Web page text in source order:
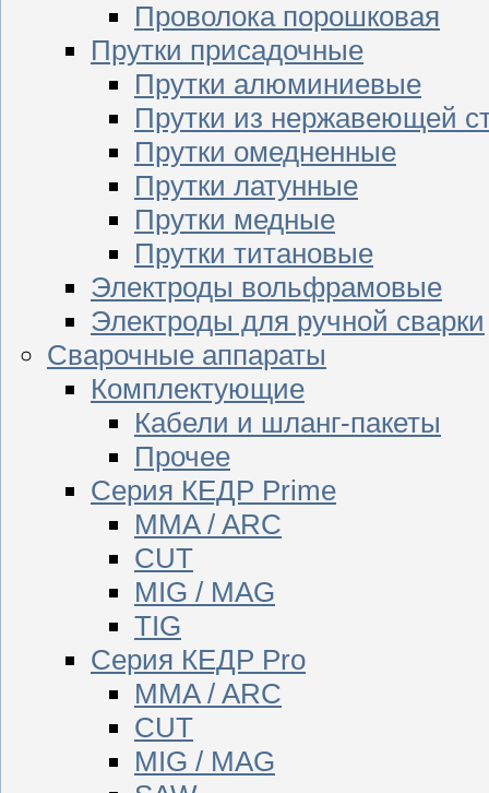
Проволока порошковая
Прутки присадочные
Прутки алюминиевые
Прутки из нержавеющей
Прутки омедненные
Прутки латунные
Прутки медные
Прутки титановые
Электроды вольфрамовые
Электроды для ручной сварки
Сварочные аппараты
Комплектующие
Кабели и шланг-пакеты
Прочее
Серия КЕДР Prime
MMA / ARC
CUT
MIG / MAG
TIG
Серия КЕДР Pro
MMA / ARC
CUT
MIG / MAG